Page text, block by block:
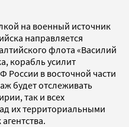
на военный источник
направляется
флота «Василий
корабль усилит
в восточной части
будет отслеживать
так и всех
их территориальными